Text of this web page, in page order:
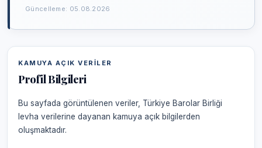
Güncelleme: 05.08.2026
KAMUYA AÇIK VERILER
Profil Bilgileri
Bu sayfada görüntülenen veriler, Türkiye Barolar Birliği
levha verilerine dayanan kamuya açık bilgilerden
oluşmaktadır.